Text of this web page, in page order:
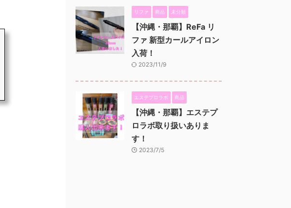
リファ 商品 未分類
【沖縄・那覇】ReFa リ
ファ 新型カールアイロン
入荷！
2023/11/9
エステプロラボ 商品
【沖縄・那覇】エステプ
ロラボ取り扱いありま
す！
2023/7/5